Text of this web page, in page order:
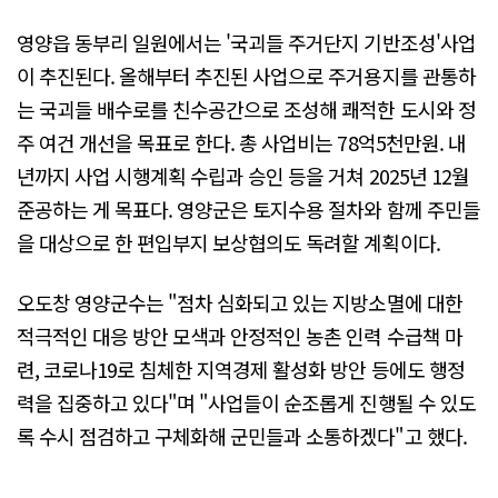
영양읍 동부리 일원에서는 '국괴들 주거단지 기반조성'사업
이 추진된다. 올해부터 추진된 사업으로 주거용지를 관통하
는 국괴들 배수로를 친수공간으로 조성해 쾌적한 도시와 정
주 여건 개선을 목표로 한다. 총 사업비는 78억5천만원. 내
년까지 사업 시행계획 수립과 승인 등을 거쳐 2025년 12월
준공하는 게 목표다. 영양군은 토지수용 절차와 함께 주민들
을 대상으로 한 편입부지 보상협의도 독려할 계획이다.
오도창 영양군수는 "점차 심화되고 있는 지방소멸에 대한
적극적인 대응 방안 모색과 안정적인 농촌 인력 수급책 마
련, 코로나19로 침체한 지역경제 활성화 방안 등에도 행정
력을 집중하고 있다"며 "사업들이 순조롭게 진행될 수 있도
록 수시 점검하고 구체화해 군민들과 소통하겠다"고 했다.